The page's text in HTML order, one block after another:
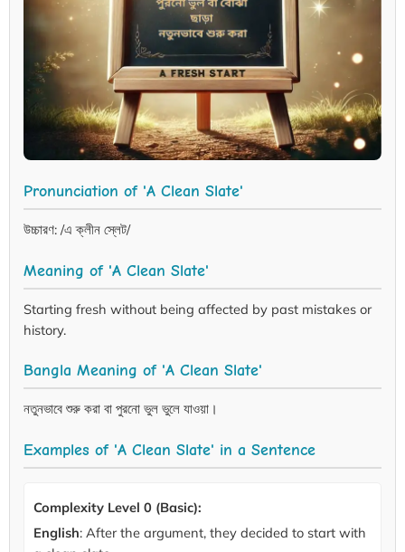
Pronunciation of 'A Clean Slate'
উচ্চারণ: /এ ক্লীন স্লেট/
Meaning of 'A Clean Slate'
Starting fresh without being affected by past mistakes or
history.
Bangla Meaning of 'A Clean Slate'
নতুনভাবে শুরু করা বা পুরনো ভুল ভুলে যাওয়া।
Examples of 'A Clean Slate' in a Sentence
Complexity Level 0 (Basic):
English: After the argument, they decided to start with